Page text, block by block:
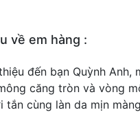
về em hàng :
đến bạn Quỳnh
căng tròn và vòng
tắn cùng làn da mịn